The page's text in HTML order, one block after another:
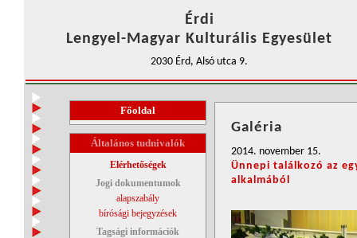
Érdi
Lengyel-Magyar Kulturális Egyesület
2030 Érd, Alsó utca 9.
Főoldal
Általános tudnivalók
Elérhetőségek
Jogi dokumentumok
alapszabály
bírósági bejegyzések
Tagsági információk
Galéria
2014. november 15.
Ünnepi találkozó az
alkalmából